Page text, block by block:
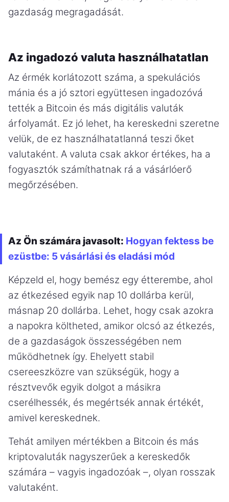
gazdaság megragadását.
Az ingadozó valuta használhatatlan
Az érmék korlátozott száma, a spekulációs
mánia és a jó sztori együttesen ingadozóvá
tették a Bitcoin és más digitális valuták
árfolyamát. Ez jó lehet, ha kereskedni szeretne
velük, de ez használhatatlanná teszi őket
valutaként. A valuta csak akkor értékes, ha a
fogyasztók számíthatnak rá a vásárlóerő
megőrzésében.
Az Ön számára javasolt: Hogyan fektess be
ezüstbe: 5 vásárlási és eladási mód
Képzeld el, hogy bemész egy étterembe, ahol
az étkezésed egyik nap 10 dollárba kerül,
másnap 20 dollárba. Lehet, hogy csak azokra
a napokra költheted, amikor olcsó az étkezés,
de a gazdaságok összességében nem
működhetnek így. Ehelyett stabil
csereeszközre van szükségük, hogy a
résztvevők egyik dolgot a másikra
cserélhessék, és megértsék annak értékét,
amivel kereskednek.
Tehát amilyen mértékben a Bitcoin és más
kriptovaluták nagyszerűek a kereskedők
számára – vagyis ingadozóak –, olyan rosszak
valutaként.